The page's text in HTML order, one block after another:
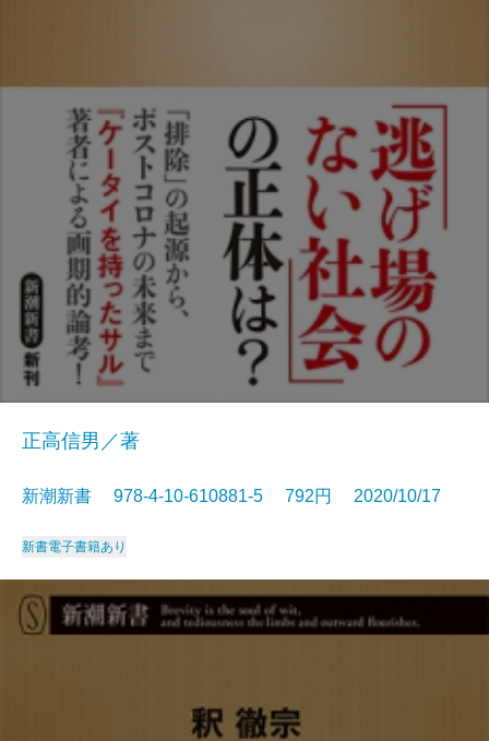
正高信男／著
新潮新書 978-4-10-610881-5 792円 2020/10/17
新書電子書籍あり